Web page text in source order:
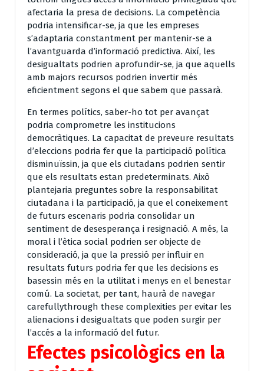
afectaria la presa de decisions. La competència
podria intensificar-se, ja que les empreses
s’adaptaria constantment per mantenir-se a
l’avantguarda d’informació predictiva. Així, les
desigualtats podrien aprofundir-se, ja que aquells
amb majors recursos podrien invertir més
eficientment segons el que sabem que passarà.
En termes polítics, saber-ho tot per avançat
podria comprometre les institucions
democràtiques. La capacitat de preveure resultats
d’eleccions podria fer que la participació política
disminuïssin, ja que els ciutadans podrien sentir
que els resultats estan predeterminats. Això
plantejaria preguntes sobre la responsabilitat
ciutadana i la participació, ja que el coneixement
de futurs escenaris podria consolidar un
sentiment de desesperança i resignació. A més, la
moral i l’ètica social podrien ser objecte de
consideració, ja que la pressió per influir en
resultats futurs podria fer que les decisions es
basessin més en la utilitat i menys en el benestar
comú. La societat, per tant, haurà de navegar
carefullythrough these complexities per evitar les
alienacions i desigualtats que poden surgir per
l’accés a la informació del futur.
Efectes psicològics en la